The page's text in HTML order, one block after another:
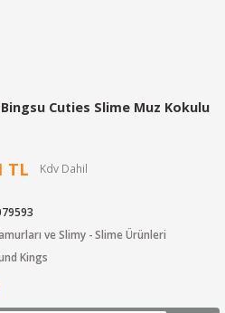
Cuties Slime Muz Kokulu
TL
ve Slimy - Slime Ürünleri
Kings